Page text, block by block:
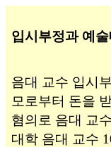
입시부정과 예술
음대 교수 입시
모로부터 돈을
혐의로 음대 교
대학 음대 교수